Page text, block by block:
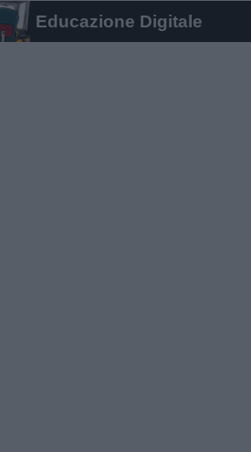
Educazione Digitale